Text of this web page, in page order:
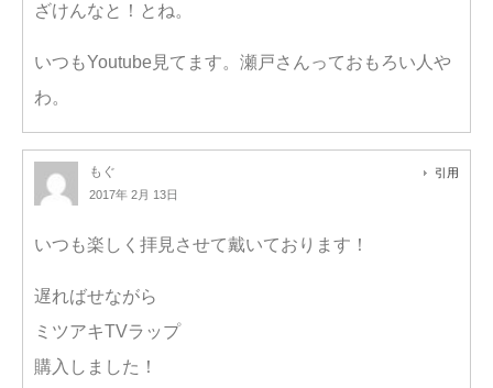
ざけんなと！とね。
いつもYoutube見てます。瀬戸さんっておもろい人や
わ。
もぐ
2017年 2月 13日
引用
いつも楽しく拝見させて戴いております！
遅ればせながら
ミツアキTVラップ
購入しました！